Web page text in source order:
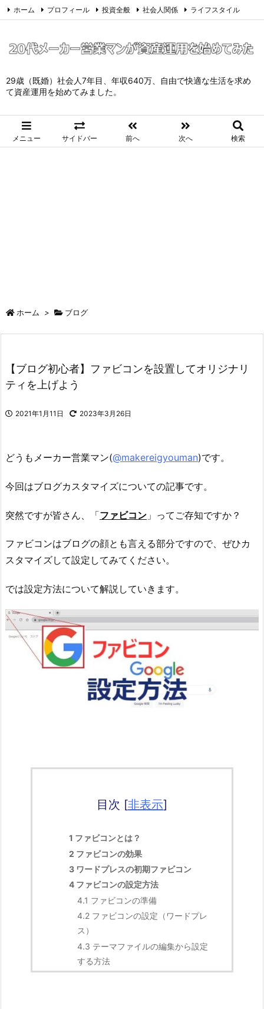
29歳（既婚）社会人7年目、年収640万、自由で快適な生活を求め
て資産運用を始めてみました。
メニュー サイドバー 前へ 次へ 検索
ホーム プロフィール 投資全般 社会人関係 ライフスタイル
Feedly
ホーム > ブログ
【ブログ初心者】ファビコンを設置してオリジナリ
ティを上げよう
2021年1月11日 2023年3月26日
どうもメーカー営業マン(@makereigyouman)です。
今回はブログカスタマイズについての記事です。
突然ですが皆さん、「ファビコン 」ってご存知ですか？
ファビコンはブログの顔とも言える部分ですので、ぜひカ
スタマイズして設定してみてください。
では設定方法について解説していきます。
目次 [非表示]
1 ファビコンとは？
2 ファビコンの効果
3 ワードプレスの初期ファビコン
4 ファビコンの設定方法
4.1 ファビコンの準備
4.2 ファビコンの設定（ワードプレ
ス）
4.3 テーマファイルの編集から設定
する方法